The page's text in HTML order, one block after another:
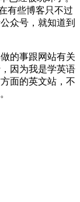
有些博客只不过
众号，就知道到
的事跟网站有关
因为我是学英语
面的英文站，不